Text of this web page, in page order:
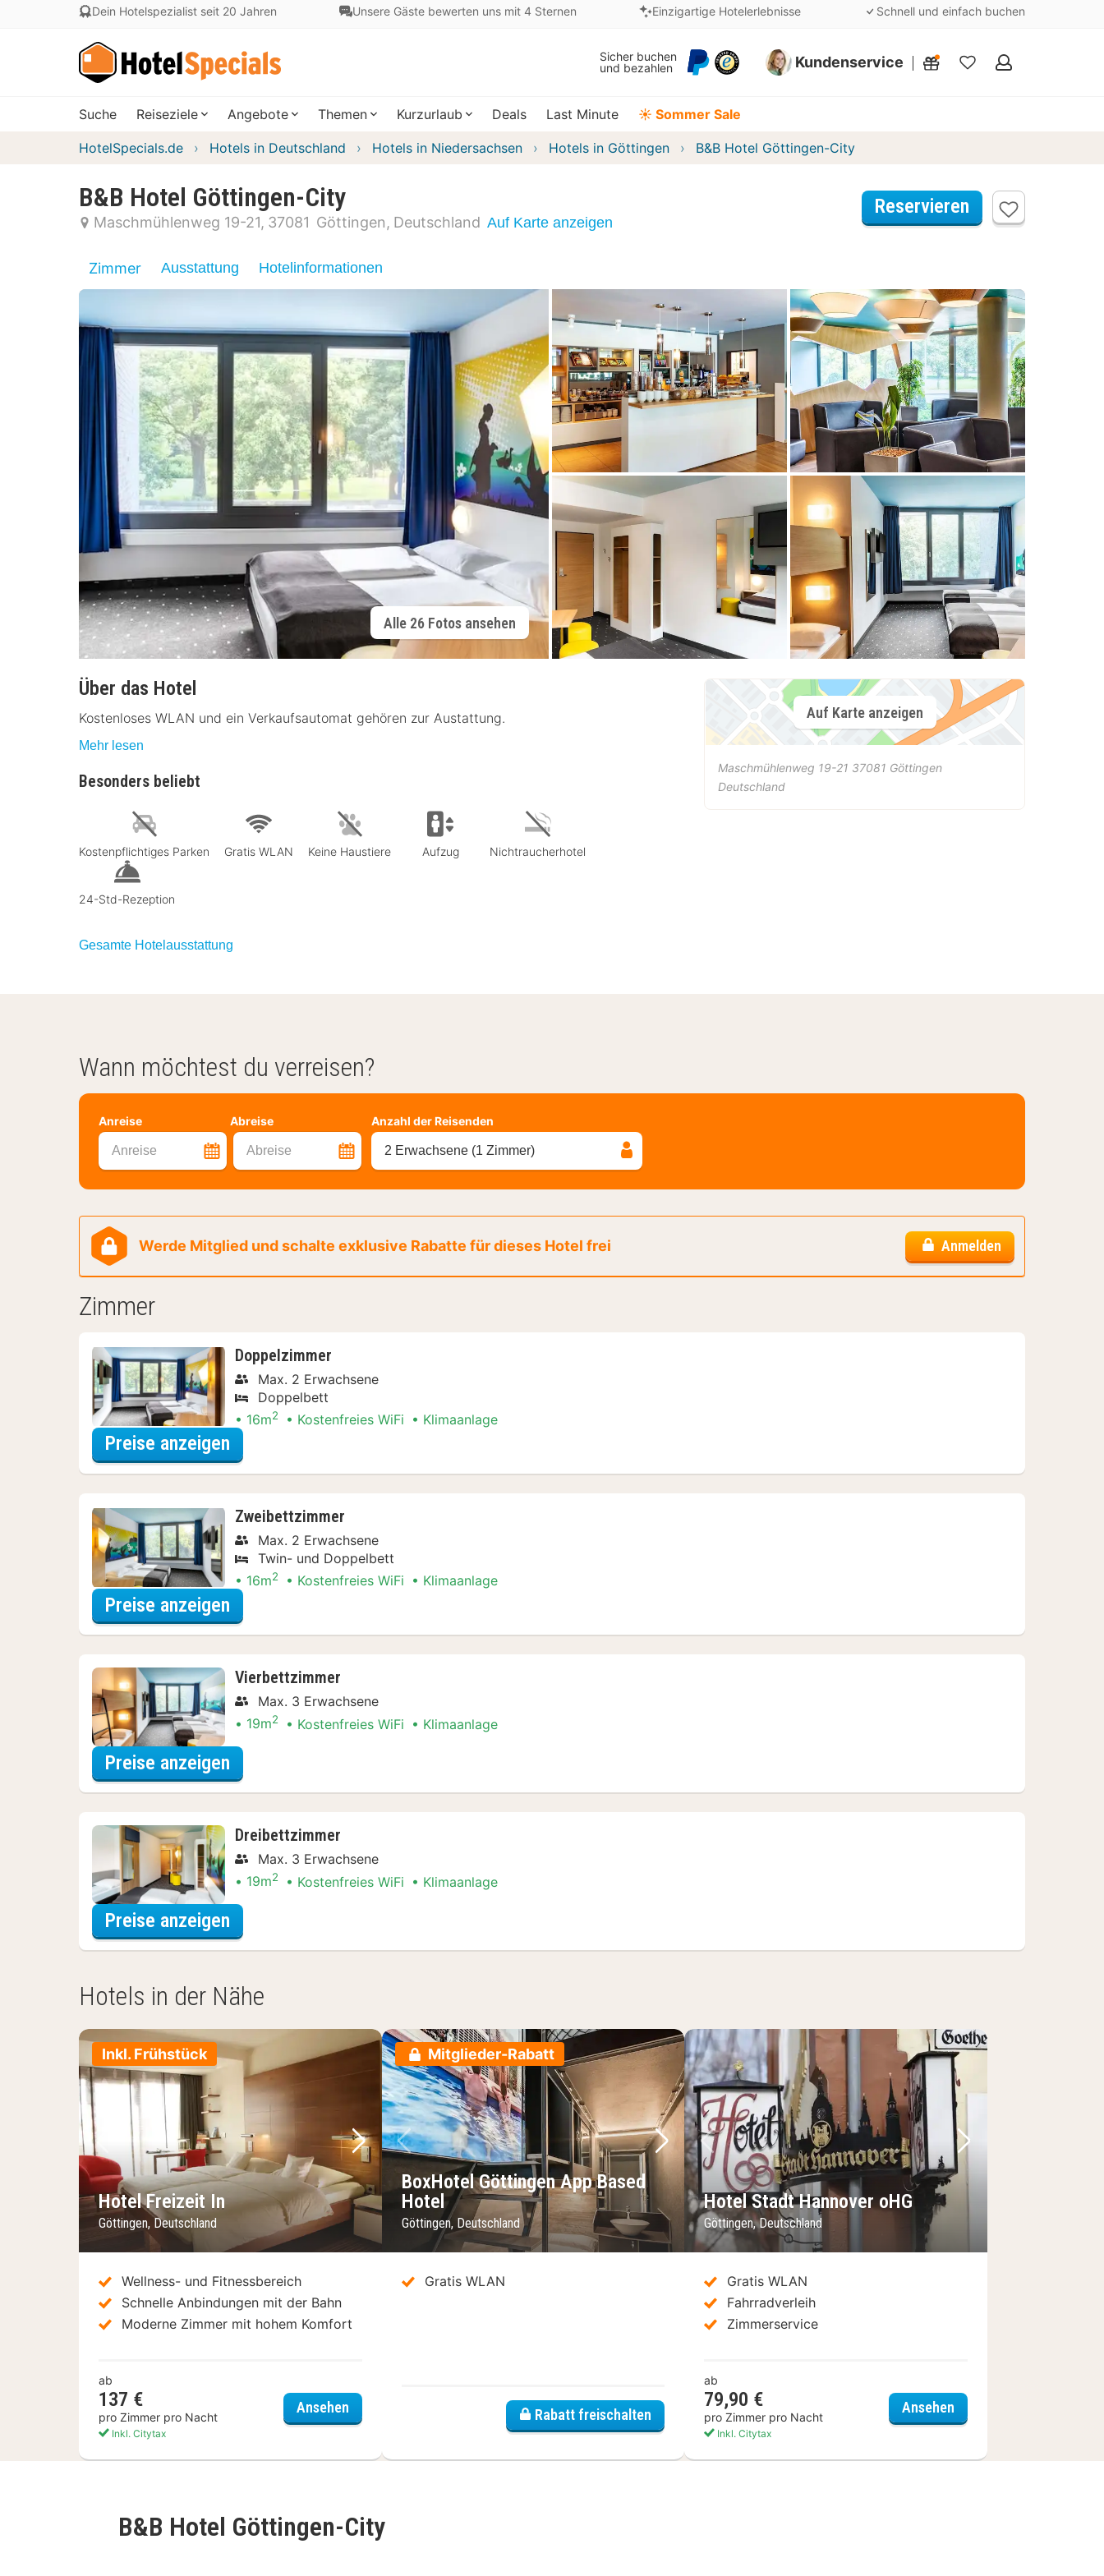
Dein Hotelspezialist seit 20 Jahren Unsere Gäste bewerten uns mit 4 Sternen Einzigartige Hotelerlebnisse Schnell und einfach buchen
Sicher buchen
und bezahlen
Kundenservice
Meine
Suche Reiseziele Angebote Themen Kurzurlaub Deals Last Minute ☀️ Sommer Sale
HotelSpecials.de Hotels in Deutschland Hotels in Niedersachsen Hotels in Göttingen B&B Hotel Göttingen-City
B&B Hotel Göttingen-City
Maschmühlenweg 19-21 37081 Göttingen Deutschland Auf Karte anzeigen
Reservieren
Zimmer Ausstattung Hotelinformationen
Alle 26 Fotos ansehen
Über das Hotel
Kostenloses WLAN und ein Verkaufsautomat gehören zur Austattung.
Mehr lesen
Besonders beliebt
Kostenpflichtiges Parken Gratis WLAN Keine Haustiere Aufzug Nichtraucherhotel
24-Std-Rezeption
Gesamte Hotelausstattung
Auf Karte anzeigen
Maschmühlenweg 19-21 37081 Göttingen
Deutschland
Wann möchtest du verreisen?
Anreise Abreise
Anreise Abreise
Anzahl der Reisenden
2 Erwachsene (1 Zimmer)
Werde Mitglied und schalte exklusive Rabatte für dieses Hotel frei Anmelden
Zimmer
Doppelzimmer
Max. 2 Erwachsene
Doppelbett
16m2 Kostenfreies WiFi Klimaanlage
Preise anzeigen
Zweibettzimmer
Max. 2 Erwachsene
Twin- und Doppelbett
16m2 Kostenfreies WiFi Klimaanlage
Preise anzeigen
Vierbettzimmer
Max. 3 Erwachsene
19m2 Kostenfreies WiFi Klimaanlage
Preise anzeigen
Dreibettzimmer
Max. 3 Erwachsene
19m2 Kostenfreies WiFi Klimaanlage
Preise anzeigen
Hotels in der Nähe
Inkl. Frühstück
Vorheriges Bild
Nächstes Bild
Hotel Freizeit In
Göttingen, Deutschland
Wellness- und Fitnessbereich
Schnelle Anbindungen mit der Bahn
Moderne Zimmer mit hohem Komfort
ab
137 €
pro Zimmer pro Nacht
Inkl. Citytax
AnsehenHotel Freizeit In
Mitglieder-Rabatt
Vorheriges Bild
Nächstes Bild
BoxHotel Göttingen App Based
Hotel
Göttingen, Deutschland
Gratis WLAN
Rabatt freischalten
Vorheriges Bild
Nächstes Bild
Hotel Stadt Hannover oHG
Göttingen, Deutschland
Gratis WLAN
Fahrradverleih
Zimmerservice
ab
79,90 €
pro Zimmer pro Nacht
Inkl. Citytax
AnsehenHotel Stadt Hannover
B&B Hotel Göttingen-City